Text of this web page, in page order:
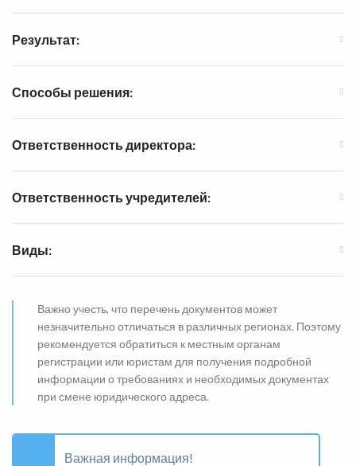
Результат:
Способы решения:
Ответственность директора:
Ответственность учредителей:
Виды:
Важно учесть, что перечень документов может
незначительно отличаться в различных регионах. Поэтому
рекомендуется обратиться к местным органам
регистрации или юристам для получения подробной
информации о требованиях и необходимых документах
при смене юридического адреса.
Важная информация!